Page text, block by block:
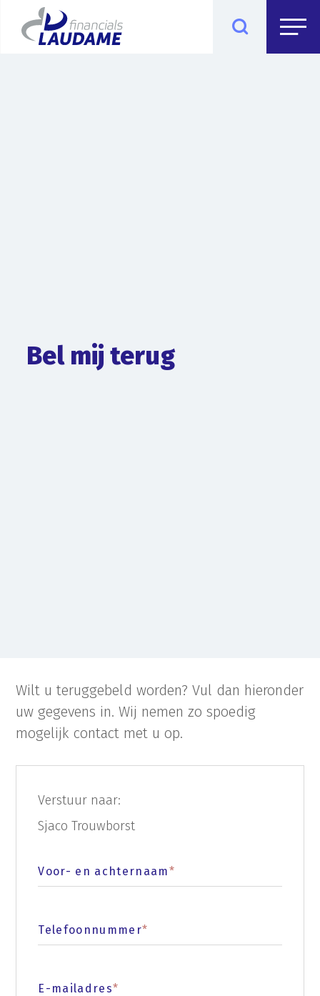
Bel mij terug
Wilt u teruggebeld worden? Vul dan hieronder
uw gegevens in. Wij nemen zo spoedig
mogelijk contact met u op.
Verstuur naar:
Sjaco Trouwborst
Voor- en achternaam*
Telefoonnummer*
E-mailadres*